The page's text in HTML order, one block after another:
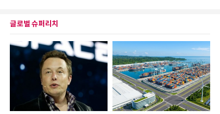
글로벌 슈퍼리치